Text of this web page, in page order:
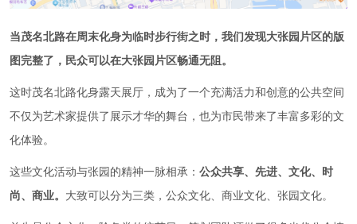
当茂名北路在周末化身为临时步行街之时，我们发现大张园片区的版
图完整了，民众可以在大张园片区畅通无阻。
这时茂名北路化身露天展厅，成为了一个充满活力和创意的公共空间
不仅为艺术家提供了展示才华的舞台，也为市民带来了丰富多彩的文
化体验。
这些文化活动与张园的精神一脉相承： 公众共享、先进、文化、时
尚、商业。 大致可以分为三类，公众文化、商业文化、张园文化。